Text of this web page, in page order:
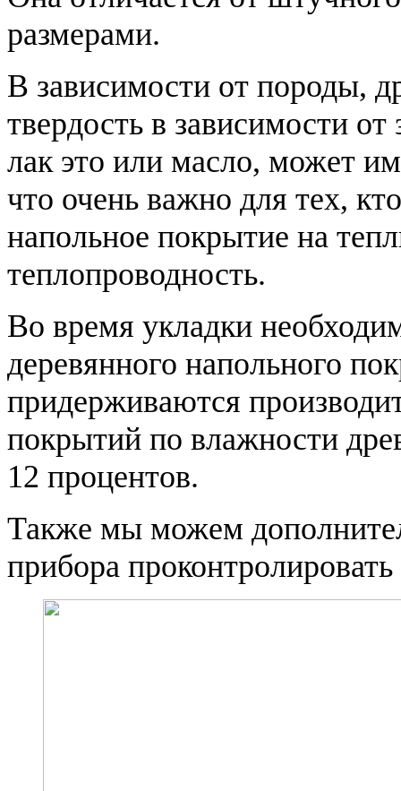
размерами.
В зависимости от породы,
твердость в зависимости
лак это или масло, может
что очень важно для тех,
напольное покрытие на
теплопроводность.
Во время укладки
деревянного напольного
придерживаются
покрытий по влажности
12 процентов.
Также мы можем
прибора